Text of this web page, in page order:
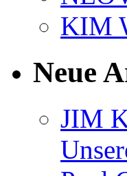
KIM
Neue
JIM